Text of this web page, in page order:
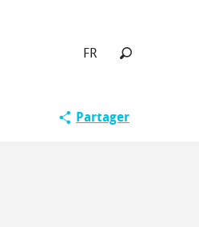
FR
Partager